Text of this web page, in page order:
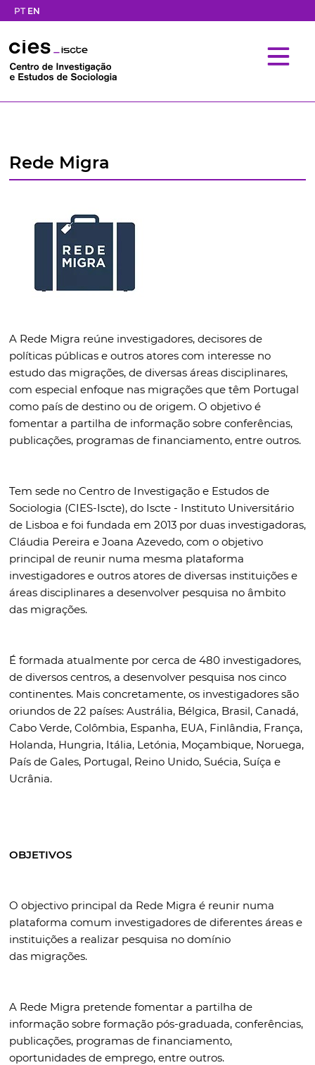
PT EN
Rede Migra
A Rede Migra reúne investigadores, decisores de
políticas públicas e outros atores com interesse no
estudo das migrações, de diversas áreas disciplinares,
com especial enfoque nas migrações que têm Portugal
como país de destino ou de origem. O objetivo é
fomentar a partilha de informação sobre conferências,
publicações, programas de financiamento, entre outros.
Tem sede no Centro de Investigação e Estudos de
Sociologia (CIES-Iscte), do Iscte - Instituto Universitário
de Lisboa e foi fundada em 2013 por duas investigadoras,
Cláudia Pereira e Joana Azevedo, com o objetivo
principal de reunir numa mesma plataforma
investigadores e outros atores de diversas instituições e
áreas disciplinares a desenvolver pesquisa no âmbito
das migrações.
É formada atualmente por cerca de 480 investigadores,
de diversos centros, a desenvolver pesquisa nos cinco
continentes. Mais concretamente, os investigadores são
oriundos de 22 países: Austrália, Bélgica, Brasil, Canadá,
Cabo Verde, Colômbia, Espanha, EUA, Finlândia, França,
Holanda, Hungria, Itália, Letónia, Moçambique, Noruega,
País de Gales, Portugal, Reino Unido, Suécia, Suíça e
Ucrânia.
OBJETIVOS
O objectivo principal da Rede Migra é reunir numa
plataforma comum investigadores de diferentes áreas e
instituições a realizar pesquisa no domínio
das migrações.
A Rede Migra pretende fomentar a partilha de
informação sobre formação pós-graduada, conferências,
publicações, programas de financiamento,
oportunidades de emprego, entre outros.